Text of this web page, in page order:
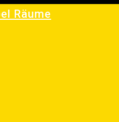
Räume